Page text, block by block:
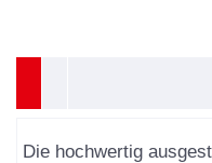
Die hochwertig